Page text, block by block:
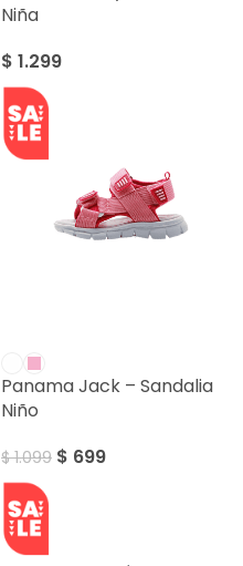
Niña
$ 1.299
Panama Jack – Sandalia
Niño
$1.099 $ 699